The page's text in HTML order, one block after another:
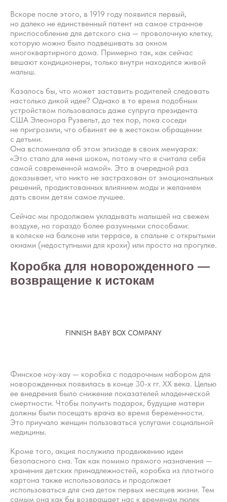
Вскоре после этого, в 1919 году появился первый,
но далеко не единственный патент на самое странное
приспособление для детского сна — проволочную клетку,
которую можно было подвешивать за окном
многоквартирного дома. Примерно так, как сейчас
вешают кондиционеры, только внутри находился живой
малыш.
Казалось бы, что может заставить родителей следовать
настолько дикой идее? Однако в то время подобным
устройством пользовалась даже супруга президента
США Элеонора Рузвельт, до тех пор, пока соседи
не пригрозили, что обвинят ее в жестоком обращении
с детьми.
Она вспоминала об этом эпизоде в своих мемуарах:
«Это стало для меня шоком, потому что я считала себя
самой современной мамой». Это в очередной раз
доказывает, что никто не застрахован от эмоциональных
решений, продиктованных влиянием моды и желанием
дать своим детям самое лучшее.
Сейчас мы продолжаем укладывать малышей на свежем
воздухе, но гораздо более разумными способами:
в коляске на балконе или террасе, в спальне с открытыми
окнами (недоступными для крохи) или просто на прогулке.
Коробка для новорожденного —
возвращение к истокам
FINNISH BABY BOX COMPANY
Финское ноу-хау — коробка с подарочным набором для
новорожденных появилась в конце 30-х гг. XX века. Целью
ее внедрения было снижение показателей младенческой
смертности. Чтобы получить подарок, будущие матери
должны были посещать врача во время беременности.
Это приучало женщин пользоваться услугами социальной
медицины.
Кроме того, акция послужила продвижению идеи
безопасного сна. Так как помимо прямого назначения —
хранения детских принадлежностей, коробка из плотного
картона также использовалась и продолжает
использоваться для сна деток первых месяцев жизни. Тем
самым она как бы возвращает нас к временам люлек